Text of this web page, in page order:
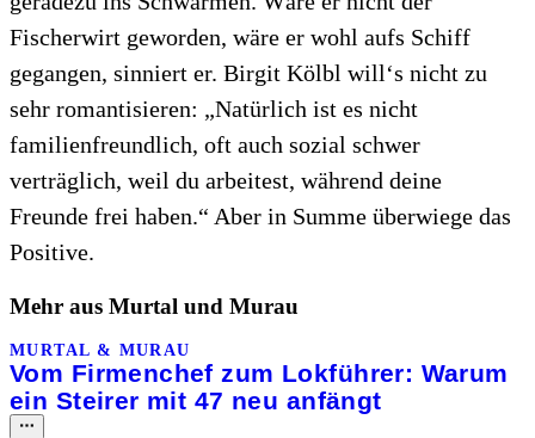
Fischerwirt geworden, wäre er wohl aufs Schiff
gegangen, sinniert er. Birgit Kölbl will‘s nicht zu
sehr romantisieren: „Natürlich ist es nicht
familienfreundlich, oft auch sozial schwer
verträglich, weil du arbeitest, während deine
Freunde frei haben.“ Aber in Summe überwiege das
Positive.
Mehr aus Murtal und Murau
MURTAL & MURAU
Vom Firmenchef zum Lokführer: Warum
ein Steirer mit 47 neu anfängt